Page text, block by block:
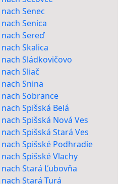
Senec
Senica
Sereď
Skalica
Sládkovičovo
Sliač
Snina
Sobrance
Spišská Belá
Spišská Nová Ves
Spišská Stará Ves
Spišské Podhradie
Spišské Vlachy
Stará Ľubovňa
Stará Turá